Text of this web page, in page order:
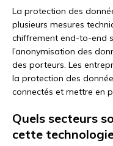
La protection des
plusieurs mesures
chiffrement end-to-end
l’anonymisation des
des porteurs. Les
la protection des
connectés et mettre en
Quels secteurs
cette